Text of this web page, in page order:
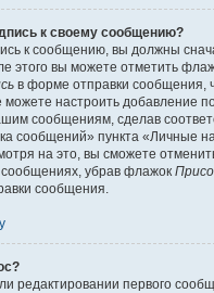
к своему сообщению?
к сообщению, вы должны
этого вы можете отметить
в форме отправки сообщения,
можете настроить добавление
сообщениям, сделав
сообщений» пункта «Личные
на это, вы сможете
убрав флажок
сообщения.
редактировании первого